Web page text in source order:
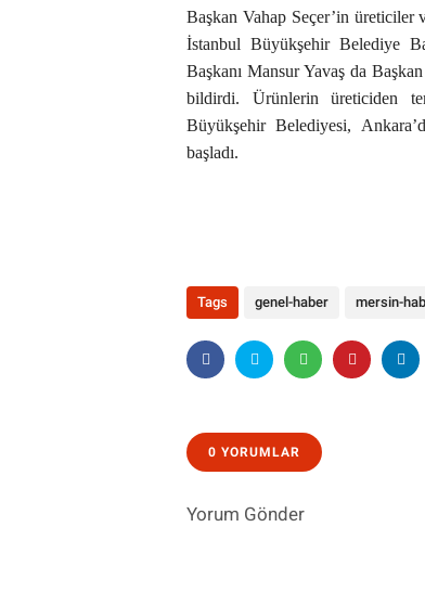
Başkan Vahap Seçer’in üreticiler
İstanbul Büyükşehir Belediye
Başkanı Mansur Yavaş da
bildirdi. Ürünlerin üreticiden
Büyükşehir Belediyesi,
başladı.
Tags genel-haber mersin-
0 YORUMLAR
Yorum Gönder